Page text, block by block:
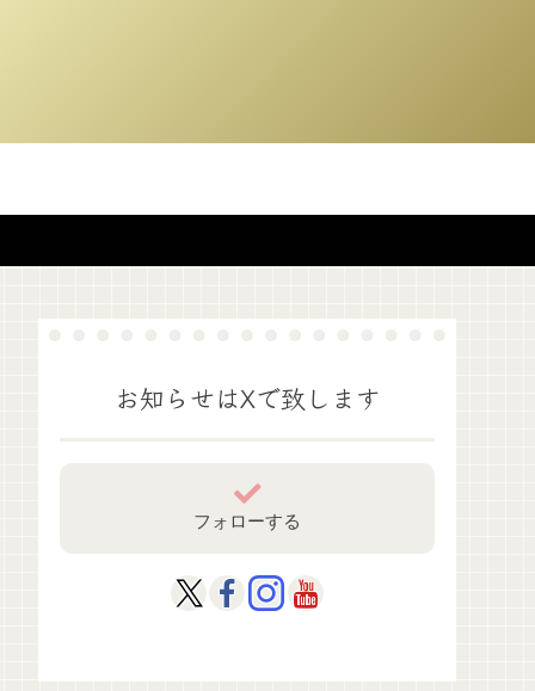
お知らせはXで致します
フォローする